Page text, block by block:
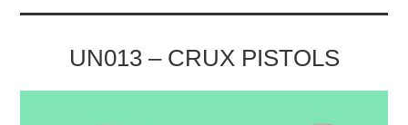
UN013 – CRUX PISTOLS